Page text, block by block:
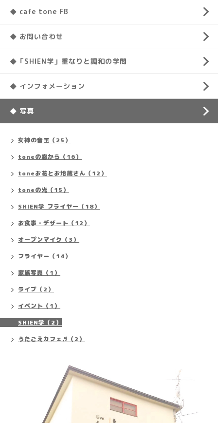
◆ cafe tone FB
◆ お問い合わせ
◆「SHIEN学」重なりと調和の学問
◆ インフォメーション
◆ 写真
女神の音玉（25）
toneの窓から（16）
toneお花とお地蔵さん（12）
toneの光（15）
SHIEN学 フライヤー（18）
お食事・デザート（12）
オープンマイク（3）
フライヤー（14）
家族写真（1）
ライブ（2）
イベント（1）
SHIEN学（2）
うたごえカフェ♬（2）